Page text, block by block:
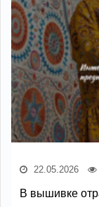
22.05.2026
В вышивке